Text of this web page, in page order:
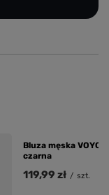
Bluza męska
czarna
119,99 zł / szt.